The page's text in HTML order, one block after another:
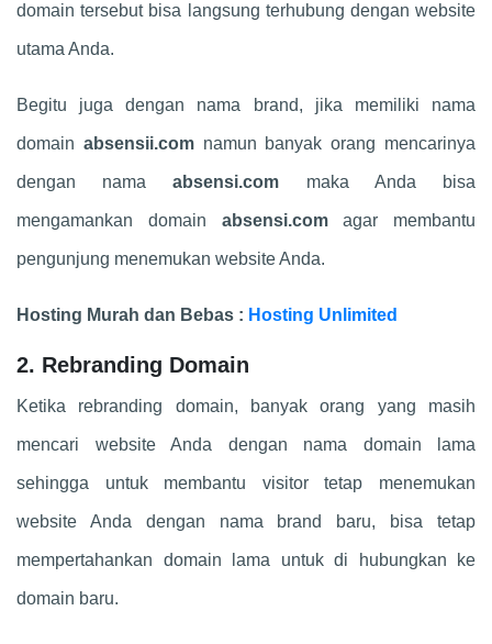
domain tersebut bisa langsung terhubung dengan website
utama Anda.
Begitu juga dengan nama brand, jika memiliki nama
domain absensii.comnamun banyak orang mencarinya
dengan namaabsensi.com maka Anda bisa
mengamankan domain absensi.comagar membantu
pengunjung menemukan website Anda.
Hosting Murah dan Bebas : Hosting Unlimited
2. Rebranding Domain
Ketika rebranding domain, banyak orang yang masih
mencari website Anda dengan nama domain lama
sehingga untuk membantu visitor tetap menemukan
website Anda dengan nama brand baru, bisa tetap
mempertahankan domain lama untuk di hubungkan ke
domain baru.